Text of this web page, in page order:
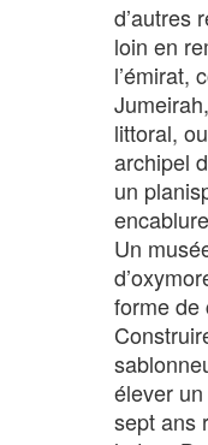
d’autres
loin en
l’émirat,
littoral,
archipel
un
Un
forme de
élever
sept ans